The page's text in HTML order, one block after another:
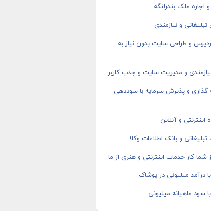
ملک بندرلنگه
و نیازمندی
و طراحی سایت بدون نیاز به
و مدیریت سایت و جذب کاربر
گذاری و پذیرش سرمایه با سوددهی
و آنلاین
و بانک اطلاعات وکلا
شما کار خدمات اینترنتی و هنری از ما
درآمد میلیونی در پوشاک
سود ماهیانه میلیونی